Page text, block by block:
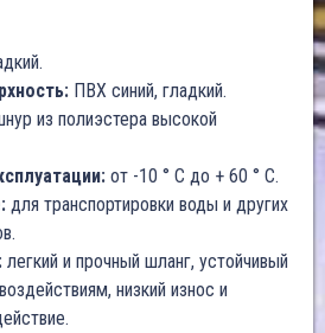
ПВХ синий, гладкий.
из полиэстера высокой
от -10 ° C до + 60 ° C.
для транспортировки воды и других
легкий и прочный шланг, устойчивый
низкий износ и